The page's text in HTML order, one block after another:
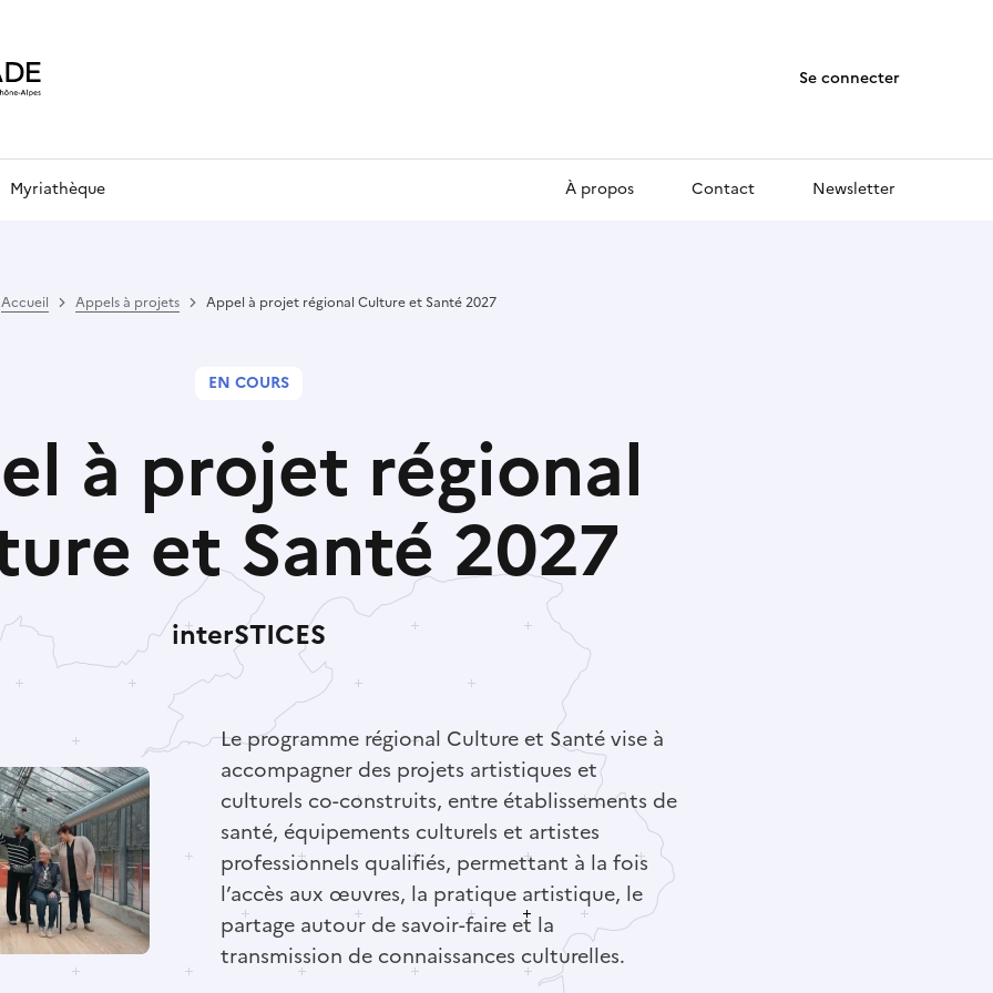
Se connecter
Myriathèque À propos Contact Newsletter
Accueil Appels à projets Appel à projet régional Culture et Santé 2027
EN COURS
à projet régional
et Santé 2027
interSTICES
Le programme régional Culture et Santé vise à
accompagner des projets artistiques et
culturels co-construits, entre établissements de
santé, équipements culturels et artistes
professionnels qualifiés, permettant à la fois
l’accès aux œuvres, la pratique artistique, le
partage autour de savoir-faire et la
transmission de connaissances culturelles.